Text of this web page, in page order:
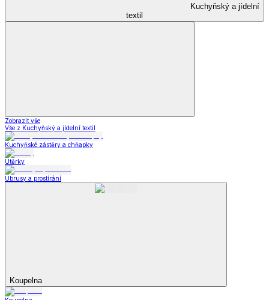
Kuchyňský a jídelní
textil
Zobrazit vše
Vše z Kuchyňský a jídelní textil
Kuchyňské zástěry a chňapky
Utěrky
Ubrusy a prostírání
Koupelna